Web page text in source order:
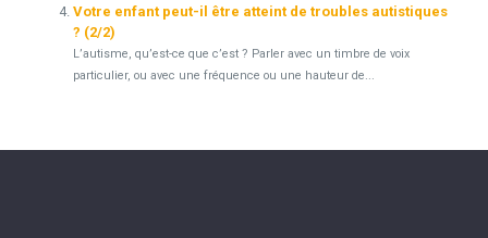
Votre enfant peut-il être atteint de troubles autistiques
? (2/2)
L’autisme, qu’est-ce que c’est ? Parler avec un timbre de voix
particulier, ou avec une fréquence ou une hauteur de...